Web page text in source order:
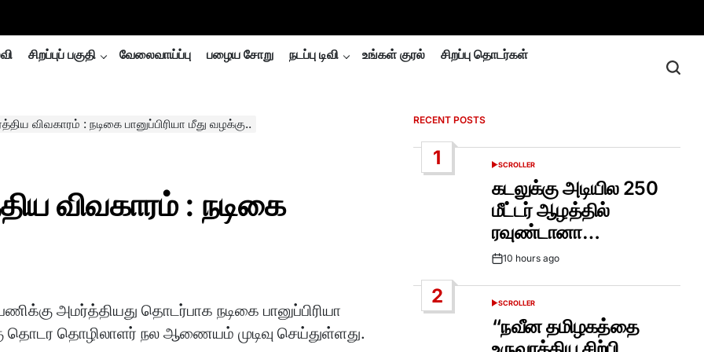
சிறப்புப் பகுதி வேலைவாய்ப்பு பழைய சோறு நடப்பு டிவி உங்கள் குரல் சிறப்பு தொடர்கள்
விவகாரம் : நடிகை பானுப்பிரியா மீது வழக்கு..
விவகாரம் : நடிகை
அமர்த்தியது தொடர்பாக நடிகை பானுப்பிரியா
தொடர தொழிலாளர் நல ஆணையம் முடிவு செய்துள்ளது.
RECENT POSTS
1
POSTED
SCROLLER
கடலுக்கு அடியில 250
மீட்டர் ஆழத்தில்
ரவுண்டானா…
Post10 hours ago
2
POSTED
SCROLLER
“நவீன தமிழகத்தை